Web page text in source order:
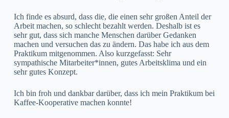
Ich finde es absurd, dass die, die einen sehr großen Anteil der
Arbeit machen, so schlecht bezahlt werden. Deshalb ist es
sehr gut, dass sich manche Menschen darüber Gedanken
machen und versuchen das zu ändern. Das habe ich aus dem
Praktikum mitgenommen. Also kurzgefasst: Sehr
sympathische Mitarbeiter*innen, gutes Arbeitsklima und ein
sehr gutes Konzept.
Ich bin froh und dankbar darüber, dass ich mein Praktikum bei
Kaffee-Kooperative machen konnte!